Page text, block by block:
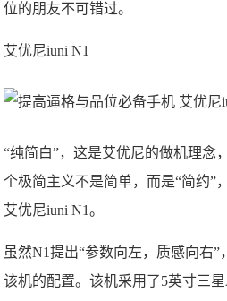
位的朋友不可错过。
艾优尼iuni N1
“纯简白”，这是艾优尼的做机理念
个极简主义不是简单，而是“简约”
艾优尼iuni N1。
虽然N1提出“参数向左，质感向右
该机的配置。该机采用了5英寸三